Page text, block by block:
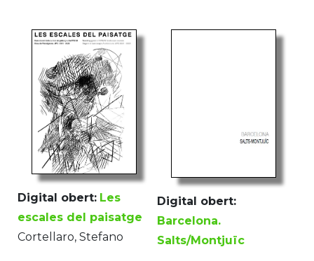
Digital obert: Les
escales del paisatge
Cortellaro, Stefano
Digital obert:
Barcelona.
Salts/Montjuïc